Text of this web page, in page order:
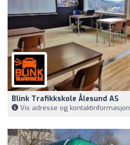
Blink Trafikkskole Ålesund AS
Vis adresse og kontaktinformasjon